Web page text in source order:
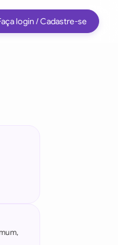
login / Cadastre-se